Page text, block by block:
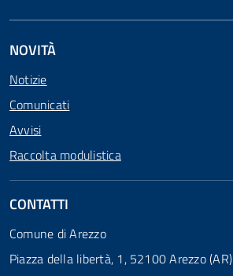
NOVITÀ
Notizie
Comunicati
Avvisi
Raccolta modulistica
CONTATTI
Comune di Arezzo
Piazza della libertà, 1, 52100 Arezzo (AR)